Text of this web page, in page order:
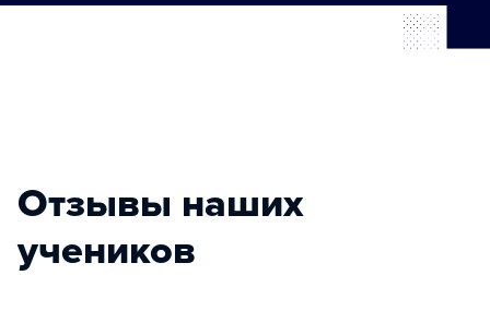
Отзывы наших
учеников